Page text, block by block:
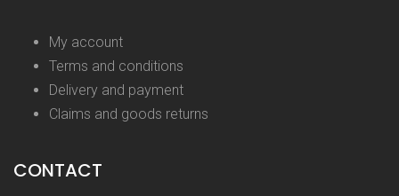
My account
Terms and conditions
Delivery and payment
Claims and goods returns
CONTACT